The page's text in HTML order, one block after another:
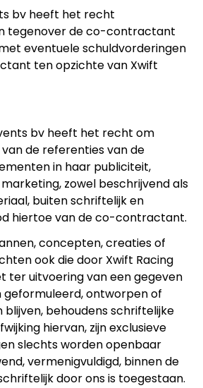
bv heeft het recht
tegenover de co-contractant
eventuele schuldvorderingen
ten opzichte van Xwift
bv heeft het recht om
de referenties van de
in haar publiciteit,
zowel beschrijvend als
buiten schriftelijk en
hiertoe van de co-contractant.
concepten, creaties of
ook die door Xwift Racing
ter uitvoering van een gegeven
ontworpen of
blijven, behoudens schriftelijke
hiervan, zijn exclusieve
slechts worden openbaar
vermenigvuldigd, binnen de
door ons is toegestaan.